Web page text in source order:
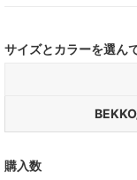
サイズとカラーを選ん
購入数